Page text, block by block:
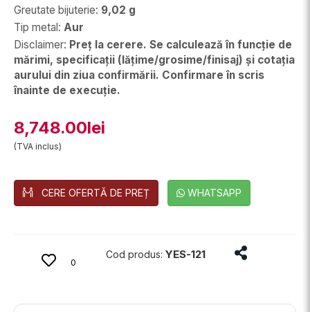
Greutate bijuterie: 9,02 g
Tip metal: Aur
Disclaimer: Preț la cerere. Se calculează în funcție de
mărimi, specificații (lățime/grosime/finisaj) și cotația
aurului din ziua confirmării. Confirmare în scris
înainte de execuție.
8,748.00lei
(TVA inclus)
CERE OFERTĂ DE PREȚ WHATSAPP
0
Cod produs: YES-121 Distribuie